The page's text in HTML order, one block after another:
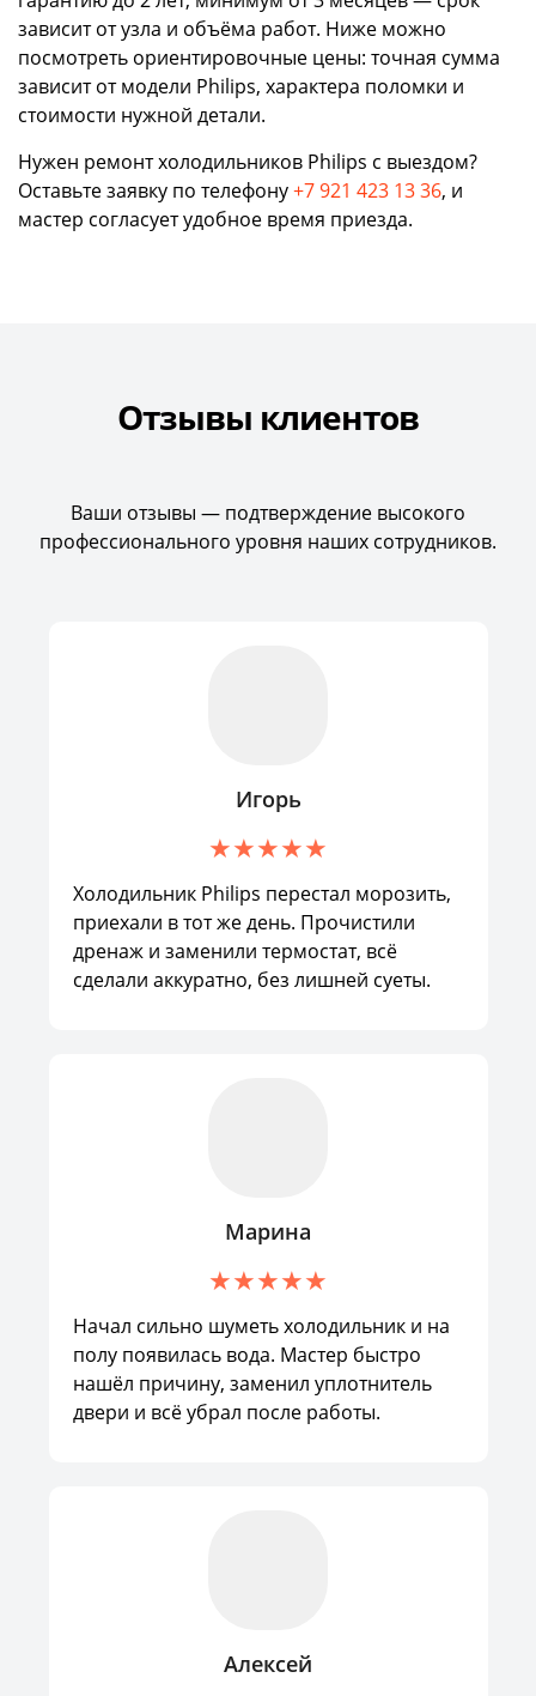
зависит от узла и объёма работ. Ниже можно
посмотреть ориентировочные цены: точная сумма
зависит от модели Philips, характера поломки и
стоимости нужной детали.
Нужен ремонт холодильников Philips с выездом?
Оставьте заявку по телефону+7 921 423 13 36, и
мастер согласует удобное время приезда.
Отзывы клиентов
Ваши отзывы — подтверждение высокого
профессионального уровня наших сотрудников.
Игорь
Холодильник Philips перестал морозить,
приехали в тот же день. Прочистили
дренаж и заменили термостат, всё
сделали аккуратно, без лишней суеты.
Марина
Начал сильно шуметь холодильник и на
полу появилась вода. Мастер быстро
нашёл причину, заменил уплотнитель
двери и всё убрал после работы.
Алексей